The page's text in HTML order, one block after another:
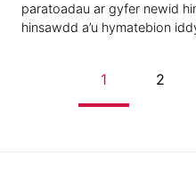
paratoadau ar gyfer newid
hinsawdd a’u hymatebion
1 2